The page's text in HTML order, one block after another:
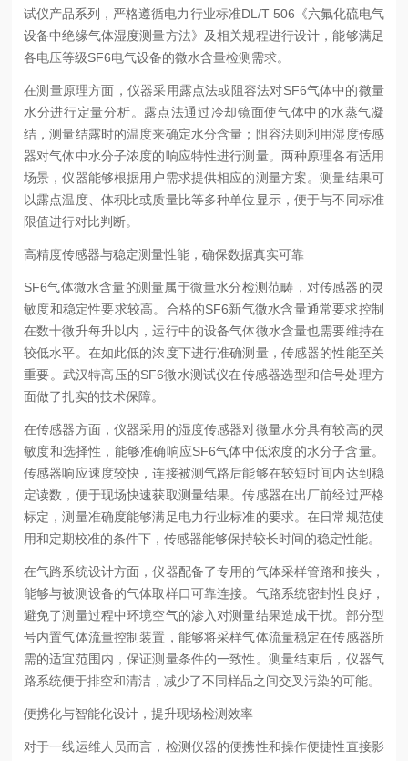
试仪产品系列，严格遵循电力行业标准DL/T 506《六氟化硫电气
设备中绝缘气体湿度测量方法》及相关规程进行设计，能够满足
各电压等级SF6电气设备的微水含量检测需求。
在测量原理方面，仪器采用露点法或阻容法对SF6气体中的微量
水分进行定量分析。露点法通过冷却镜面使气体中的水蒸气凝
结，测量结露时的温度来确定水分含量；阻容法则利用湿度传感
器对气体中水分子浓度的响应特性进行测量。两种原理各有适用
场景，仪器能够根据用户需求提供相应的测量方案。测量结果可
以露点温度、体积比或质量比等多种单位显示，便于与不同标准
限值进行对比判断。
高精度传感器与稳定测量性能，确保数据真实可靠
SF6气体微水含量的测量属于微量水分检测范畴，对传感器的灵
敏度和稳定性要求较高。合格的SF6新气微水含量通常要求控制
在数十微升每升以内，运行中的设备气体微水含量也需要维持在
较低水平。在如此低的浓度下进行准确测量，传感器的性能至关
重要。武汉特高压的SF6微水测试仪在传感器选型和信号处理方
面做了扎实的技术保障。
在传感器方面，仪器采用的湿度传感器对微量水分具有较高的灵
敏度和选择性，能够准确响应SF6气体中低浓度的水分子含量。
传感器响应速度较快，连接被测气路后能够在较短时间内达到稳
定读数，便于现场快速获取测量结果。传感器在出厂前经过严格
标定，测量准确度能够满足电力行业标准的要求。在日常规范使
用和定期校准的条件下，传感器能够保持较长时间的稳定性能。
在气路系统设计方面，仪器配备了专用的气体采样管路和接头，
能够与被测设备的气体取样口可靠连接。气路系统密封性良好，
避免了测量过程中环境空气的渗入对测量结果造成干扰。部分型
号内置气体流量控制装置，能够将采样气体流量稳定在传感器所
需的适宜范围内，保证测量条件的一致性。测量结束后，仪器气
路系统便于排空和清洁，减少了不同样品之间交叉污染的可能。
便携化与智能化设计，提升现场检测效率
对于一线运维人员而言，检测仪器的便携性和操作便捷性直接影